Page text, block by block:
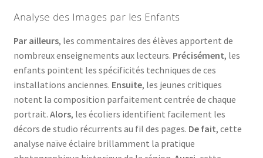
Analyse des Images par les Enfants
Par ailleurs, les commentaires des élèves apportent de
nombreux enseignements aux lecteurs. Précisément, les
enfants pointent les spécificités techniques de ces
installations anciennes. Ensuite, les jeunes critiques
notent la composition parfaitement centrée de chaque
portrait. Alors, les écoliers identifient facilement les
décors de studio récurrents au fil des pages. De fait, cette
analyse naïve éclaire brillamment la pratique